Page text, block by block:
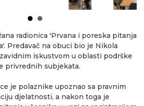
radionica 'Prvana i poreska pitanja
Predavač na obuci bio je Nikola
iskustvom u oblasti podrške
privrednih subjekata.
je polaznike upoznao sa pravnim
djelatnosti, a nakon toga je